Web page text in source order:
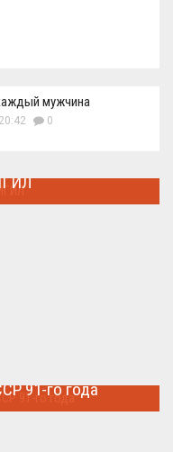
мужчина
0
91-го года